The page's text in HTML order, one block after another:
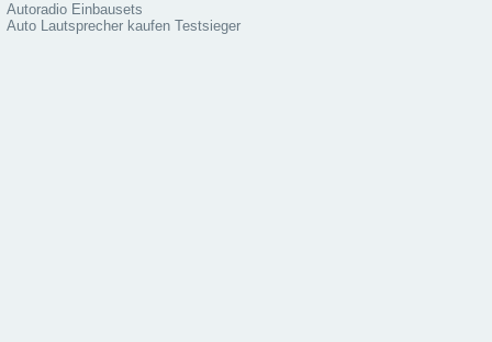
Autoradio Einbausets
Auto Lautsprecher kaufen Testsieger